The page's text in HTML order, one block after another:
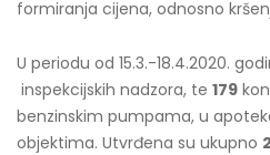
formiranja cijena, odnosno
U periodu od 15.3.-18.4.2020.
inspekcijskih nadzora, te 179
benzinskim pumpama, u
objektima. Utvrđena su ukupno